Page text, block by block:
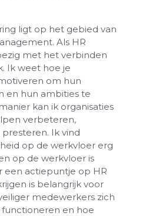
ligt op het gebied van
Als HR
met het verbinden
Ik weet hoe je
om hun
en hun ambities te
kan ik organisaties
verbeteren,
Ik vind
op de werkvloer erg
op de werkvloer is
een actiepuntje op HR
is belangrijk voor
medewerkers zich
en hoe